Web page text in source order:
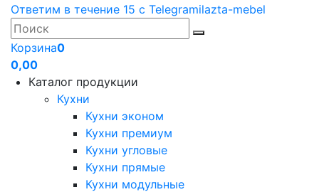
Ответим в течение 15 с Telegramilazta-mebel
Корзина0
0,00
Каталог продукции
Кухни
Кухни эконом
Кухни премиум
Кухни угловые
Кухни прямые
Кухни модульные